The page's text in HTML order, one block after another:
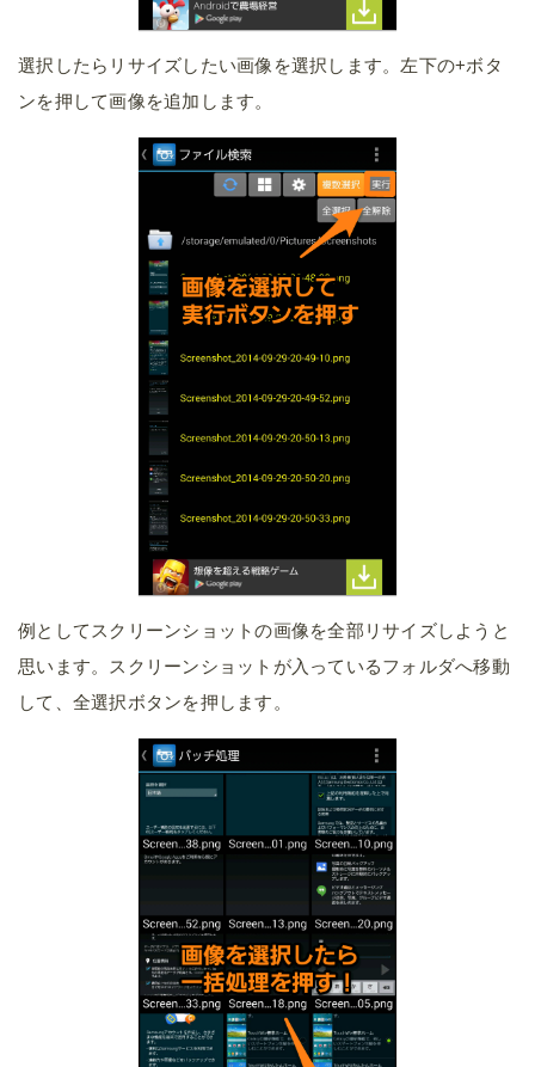
選択したらリサイズしたい画像を選択します。左下の+ボタ
ンを押して画像を追加します。
例としてスクリーンショットの画像を全部リサイズしようと
思います。スクリーンショットが入っているフォルダへ移動
して、全選択ボタンを押します。